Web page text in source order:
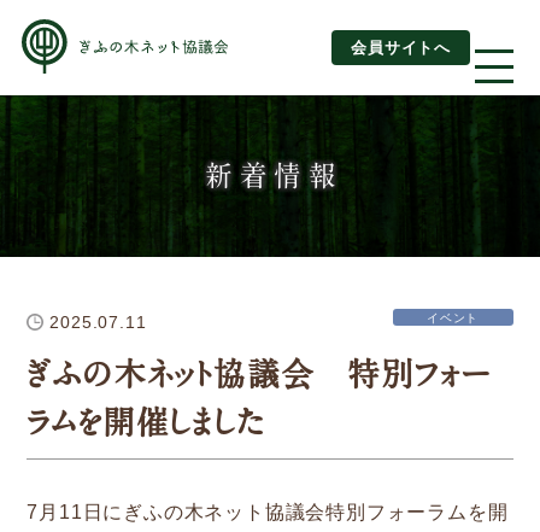
会員サイトへ
About us
ぎふの木ネットとは
ご利用ガイド
はじめてご利用されるお客様へ
活動報告
新着情報
2025.07.11 イベント
ぎふの木ネット協議会 特別フォー
ラムを開催しました
7月11日にぎふの木ネット協議会特別フォーラムを開